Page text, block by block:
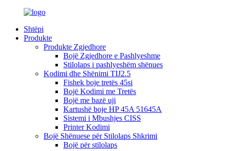
Shtëpi
Produkte
Produkte Zgjedhore
Bojë Zgjedhore e Pashlyeshme
Stilolaps i pashlyeshëm shënues
Kodimi dhe Shënimi TIJ2.5
Fishek boje tretës 45si
Bojë Kodimi me Tretës
Bojë me bazë uji
Kartushë boje HP 45A 51645A
Sistemi i Mbushjes CISS
Printer Kodimi
Bojë Shënuese për Stilolaps Shkrimi
Bojë për stilolaps